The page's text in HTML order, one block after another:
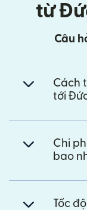
từ
Câu
Cách
tới
Chi
bao
Tốc